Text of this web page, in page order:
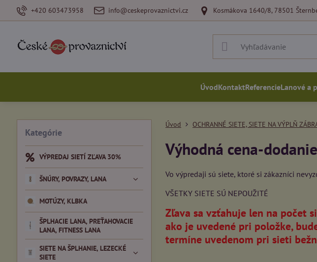
+420 603473958 info@ceskeprovaznictvi.cz Kosmákova 1640/8, 78501
ÚvodKontaktReferencieLanové a
Úvod OCHRANNÉ SIETE, SIETE NA VÝPLŇ
Výhodná cena-
Vo výpredaji sú siete, ktoré si zákazníci
VŠETKY SIETE SÚ NEPOUŽITÉ
Zľava sa vzťahuje len na počet
ako je uvedené pri položke,
termíne uvedenom pri sieti
Kategórie
VÝPREDAJ SIETÍ ZĽAVA 30%
ŠNÚRY, POVRAZY, LANA
MOTÚZY, KLBKA
ŠPLHACIE LANA, PREŤAHOVACIE
LANA, FITNESS LANA
SIETE NA ŠPLHANIE, LEZECKÉ
SIETE